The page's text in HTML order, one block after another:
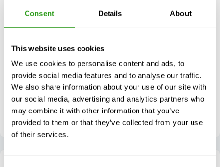
Consent Details About
This website uses cookies
We use cookies to personalise content and ads, to
provide social media features and to analyse our traffic.
We also share information about your use of our site with
our social media, advertising and analytics partners who
may combine it with other information that you’ve
provided to them or that they’ve collected from your use
of their services.
Modules
Veiligheidsinductie - Digitale levering
Escape Training)
Overleven op zee en eerste hulp
Brandbestrijding en zelfredding
Noodbeademingssysteem (EBS)